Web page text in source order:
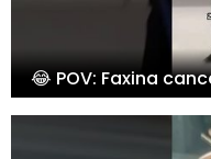
😂 POV: Faxina